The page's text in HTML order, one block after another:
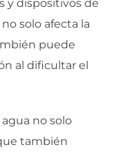
y dispositivos de
solo afecta la
puede
al dificultar el
no solo
también